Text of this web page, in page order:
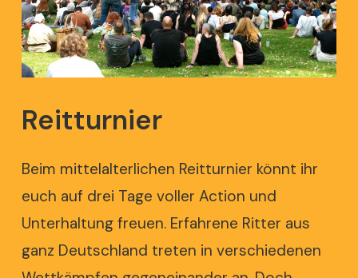
Reitturnier
Beim mittelalterlichen Reitturnier könnt ihr
euch auf drei Tage voller Action und
Unterhaltung freuen. Erfahrene Ritter aus
ganz Deutschland treten in verschiedenen